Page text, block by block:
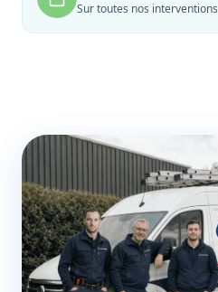
Sur toutes nos interventions